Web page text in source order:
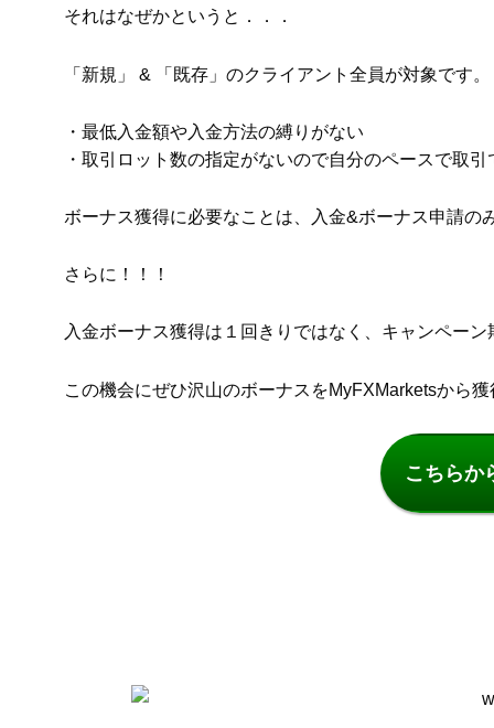
それはなぜかというと．．．
「新規」 & 「既存」のクライアント全員が対象です。
・最低入金額や入金方法の縛りがない
・取引ロット数の指定がないので自分のペースで取
ボーナス獲得に必要なことは、入金&ボーナス申請の
さらに！！！
入金ボーナス獲得は１回きりではなく、キャンペー
この機会にぜひ沢山のボーナスをMyFXMarketsから獲
こちらか